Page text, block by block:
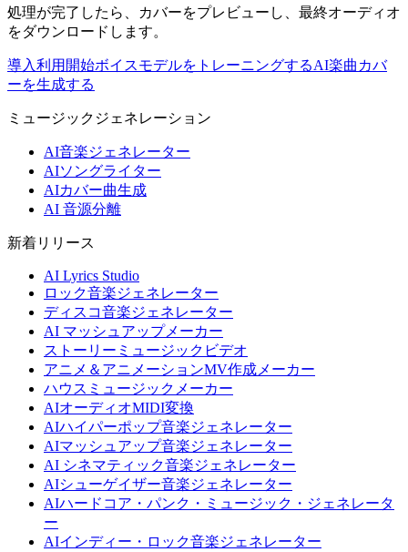
処理が完了したら、カバーをプレビューし、最終オーディオ
をダウンロードします。
導入利用開始ボイスモデルをトレーニングするAI楽曲カバ
ーを生成する
ミュージックジェネレーション
AI音楽ジェネレーター
AIソングライター
AIカバー曲生成
AI 音源分離
新着リリース
AI Lyrics Studio
ロック音楽ジェネレーター
ディスコ音楽ジェネレーター
AI マッシュアップメーカー
ストーリーミュージックビデオ
アニメ＆アニメーションMV作成メーカー
ハウスミュージックメーカー
AIオーディオMIDI変換
AIハイパーポップ音楽ジェネレーター
AIマッシュアップ音楽ジェネレーター
AI シネマティック音楽ジェネレーター
AIシューゲイザー音楽ジェネレーター
AIハードコア・パンク・ミュージック・ジェネレータ
ー
AIインディー・ロック音楽ジェネレーター